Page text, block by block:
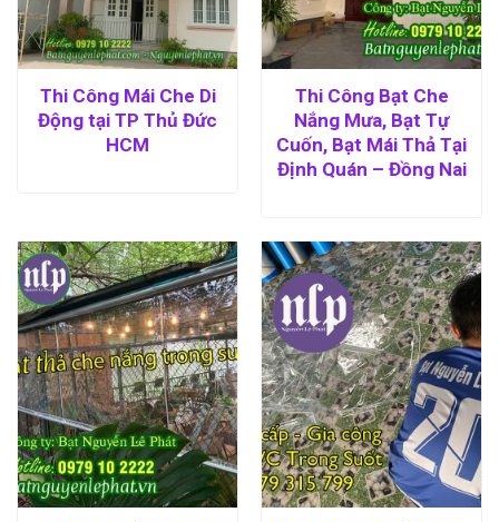
Thi Công Mái Che Di
Động tại TP Thủ Đức
HCM
Thi Công Bạt Che
Nắng Mưa, Bạt Tự
Cuốn, Bạt Mái Thả Tại
Định Quán – Đồng Nai